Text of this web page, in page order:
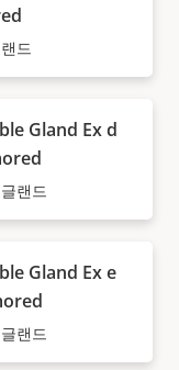
드
Gland Ex d
랜드
Gland Ex e
랜드